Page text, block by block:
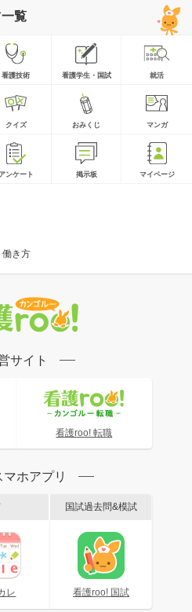
覧
看護技術 看護学生・国試 就活
クイズ おみくじ マンガ
アンケート 掲示板 マイページ
働き方
サイト
看護roo! 転職
ホアプリ
レ
国試過去問&模試
看護roo! 国試